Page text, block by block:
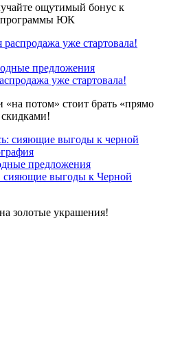
ощутимый бонус к
программы ЮК
предложения
уже стартовала!
«на потом» стоит брать «прямо
предложения
сияющие выгоды к Черной
золотые украшения!